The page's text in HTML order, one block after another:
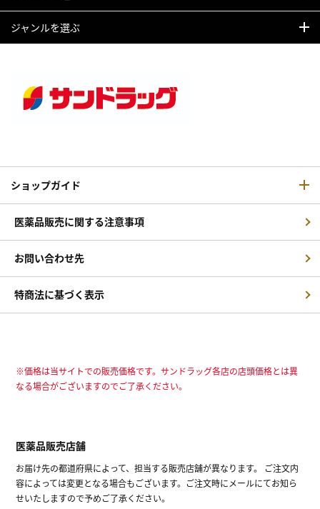
ジャンルを選ぶ
ショップガイド
医薬品販売に関する注意事項
お問い合わせ先
特商法に基づく表示
※価格は当サイトでの販売価格です。サンドラッグ各店の店頭価格とは異
なる場合がございますのでご了承ください。
医薬品販売店舗
お届け先の都道府県によって、担当する販売店舗が異なります。 ご注文内
容によっては変更となる場合もございます。ご注文時にメールにてお知ら
せいたしますので予めご了承ください。